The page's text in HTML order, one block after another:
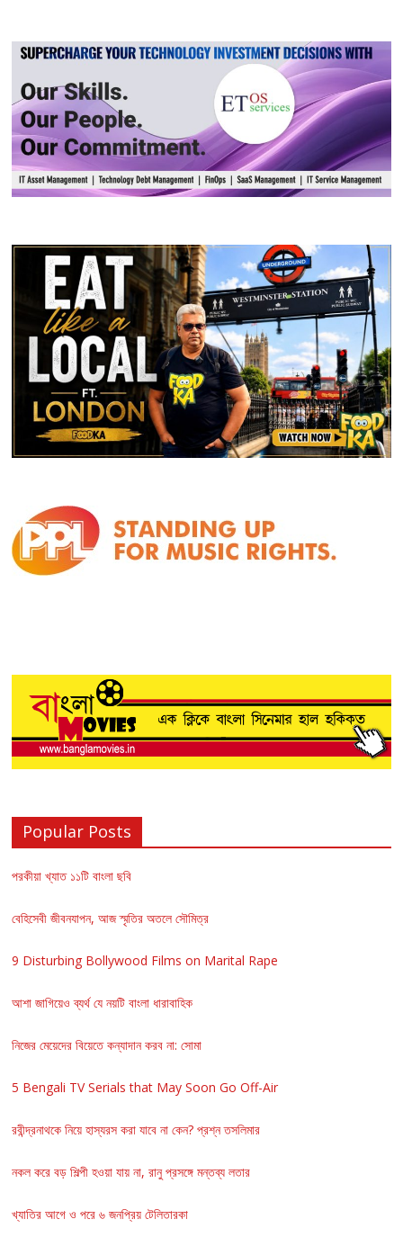
Popular Posts
পরকীয়া খ্যাত ১১টি বাংলা ছবি
বেহিসেবী জীবনযাপন, আজ স্মৃতির অতলে সৌমিত্র
9 Disturbing Bollywood Films on Marital Rape
আশা জাগিয়েও ব্যর্থ যে নয়টি বাংলা ধারাবাহিক
নিজের মেয়েদের বিয়েতে কন্যাদান করব না: সোমা
5 Bengali TV Serials that May Soon Go Off-Air
রবীন্দ্রনাথকে নিয়ে হাস্যরস করা যাবে না কেন? প্রশ্ন তসলিমার
নকল করে বড় শিল্পী হওয়া যায় না, রানু প্রসঙ্গে মন্তব্য লতার
খ্যাতির আগে ও পরে ৬ জনপ্রিয় টেলিতারকা